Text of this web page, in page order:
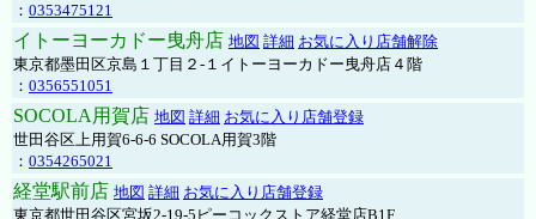
： 0353475121
イトーヨーカドー曳舟店 地図 詳細 お気に入り店舗解除
東京都墨田区京島１丁目２-１イトーヨーカドー曳舟店４階
： 0356551051
SOCOLA用賀店 地図 詳細 お気に入り店舗登録
世田谷区上用賀6-6-6 SOCOLA用賀3階
： 0354265021
経堂駅前店 地図 詳細 お気に入り店舗登録
東京都世田谷区宮坂2-19-5ピーコックストア経堂店B1F